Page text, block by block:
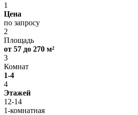
1
Цена
по запросу
2
Площадь
от 57 до 270 м²
3
Комнат
1-4
4
Этажей
12-14
1-комнатная